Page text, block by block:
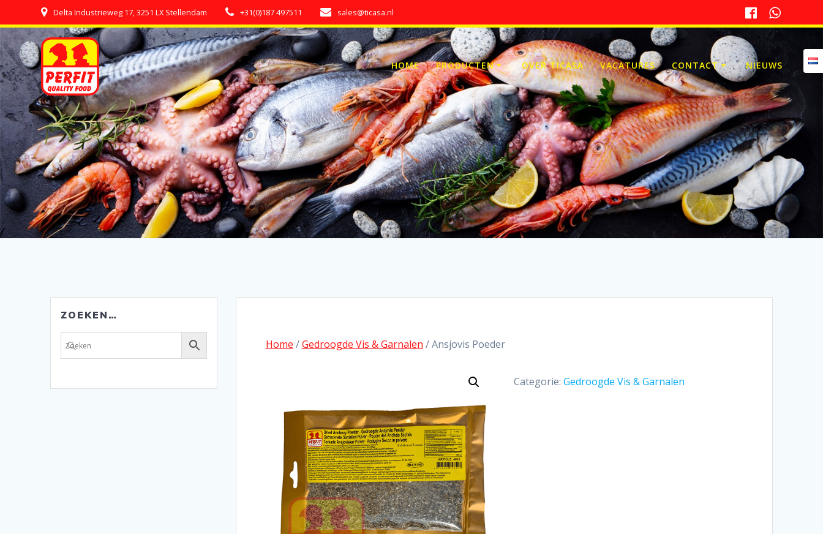
to
content
Delta Industrieweg 17, 3251 LX Stellendam +31(0)187 497511 sales@ticasa.nl
HOME PRODUCTEN OVER TICASA VACATURES CONTACT NIEUWS
ZOEKEN…
Home /Gedroogde Vis & Garnalen / Ansjovis Poeder
Categorie: Gedroogde Vis & Garnalen